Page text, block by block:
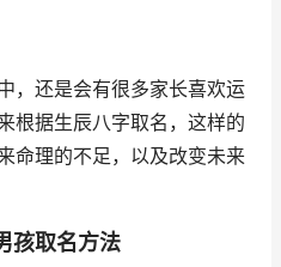
，还是会有很多家长喜欢运
根据生辰八字取名，这样的
命理的不足，以及改变未来
孩取名方法